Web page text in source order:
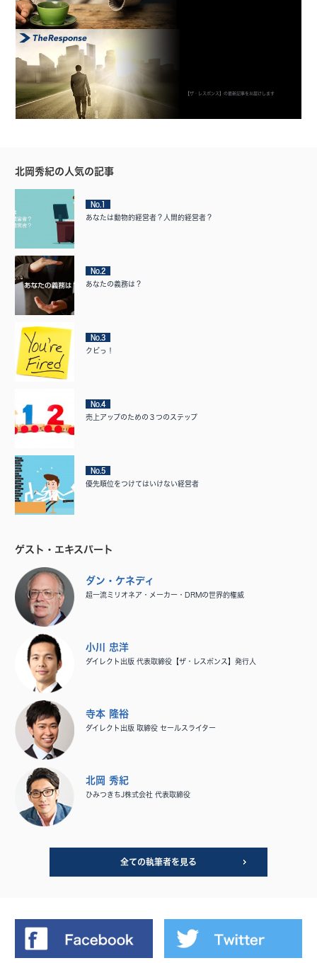
【ザ・レスポンス】の最新記事をお届けします
北岡秀紀の人気の記事
No.1
あなたは動物的経営者？人間的経営者？
No.2
あなたの義務は？
No.3
クビっ！
No.4
売上アップのための３つのステップ
No.5
優先順位をつけてはいけない経営者
ゲスト・エキスパート
ダン・ケネディ
超一流ミリオネア・メーカー・DRMの世界的権威
小川 忠洋
ダイレクト出版 代表取締役【ザ・レスポンス】発行人
寺本 隆裕
ダイレクト出版 取締役 セールスライター
北岡 秀紀
ひみつきちJ株式会社 代表取締役
全ての執筆者を見る